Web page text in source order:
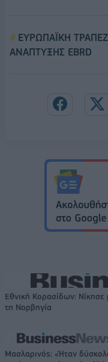
ΕΥΡΩΠΑΪΚΗ
ΑΝΑΠΤΥΞΗΣ EBRD
Εθνική Κορασίδων: Νίκησε
τη Νορβηγία
Μασλαρινός: «Ήταν